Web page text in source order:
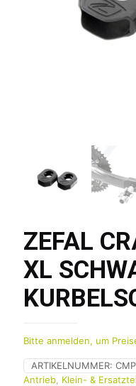
ZEFAL
XL
Bitte anmelden, um
ARTIKELNUMMER:
Antrieb Klein- &